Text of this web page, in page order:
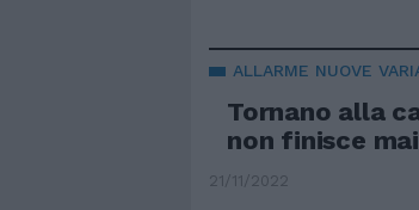
ALLARME NUOVE
Tornano alla
non finisce mai
21/11/2022